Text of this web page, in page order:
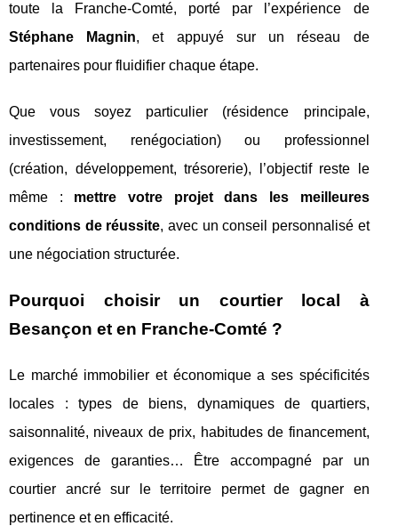
toute la Franche‑Comté, porté par l’expérience de
Stéphane Magnin, et appuyé sur un réseau de
partenaires pour fluidifier chaque étape.
Que vous soyez particulier (résidence principale,
investissement, renégociation) ou professionnel
(création, développement, trésorerie), l’objectif reste le
même : mettre votre projet dans les meilleures
conditions de réussite, avec un conseil personnalisé et
une négociation structurée.
Pourquoi choisir un courtier local à
Besançon et en Franche‑Comté ?
Le marché immobilier et économique a ses spécificités
locales : types de biens, dynamiques de quartiers,
saisonnalité, niveaux de prix, habitudes de financement,
exigences de garanties… Être accompagné par un
courtier ancré sur le territoire permet de gagner en
pertinence et en efficacité.